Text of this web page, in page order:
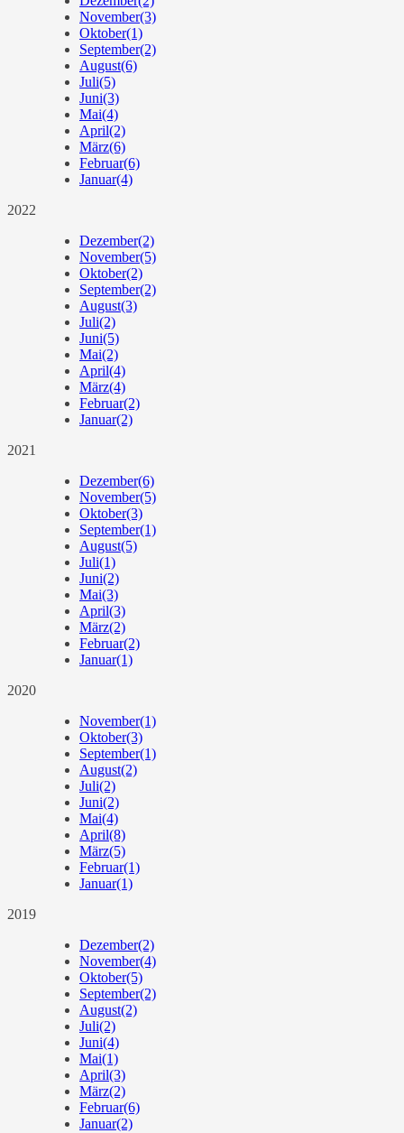
November(3)
Oktober(1)
September(2)
August(6)
Juli(5)
Juni(3)
Mai(4)
April(2)
März(6)
Februar(6)
Januar(4)
2022
Dezember(2)
November(5)
Oktober(2)
September(2)
August(3)
Juli(2)
Juni(5)
Mai(2)
April(4)
März(4)
Februar(2)
Januar(2)
2021
Dezember(6)
November(5)
Oktober(3)
September(1)
August(5)
Juli(1)
Juni(2)
Mai(3)
April(3)
März(2)
Februar(2)
Januar(1)
2020
November(1)
Oktober(3)
September(1)
August(2)
Juli(2)
Juni(2)
Mai(4)
April(8)
März(5)
Februar(1)
Januar(1)
2019
Dezember(2)
November(4)
Oktober(5)
September(2)
August(2)
Juli(2)
Juni(4)
Mai(1)
April(3)
März(2)
Februar(6)
Januar(2)